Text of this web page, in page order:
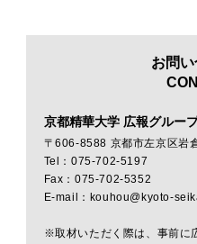
お問
京都精華大学 広報グルー
〒606-8588 京都市左京区岩
Tel：075-702-5197
Fax：075-702-5352
E-mail：kouhou@kyoto-
※取材いただく際は、事前に